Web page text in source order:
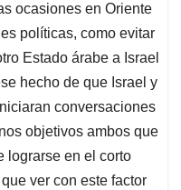
ocasiones en Oriente
políticas, como evitar
Estado árabe a Israel
hecho de que Israel y
conversaciones
objetivos ambos que
lograrse en el corto
ver con este factor